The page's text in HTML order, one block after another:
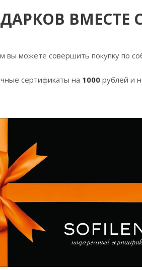
ВМЕСТЕ С
можете совершить покупку по
сертификаты на 1000 рублей и